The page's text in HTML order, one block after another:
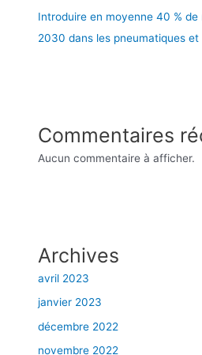
Introduire en moyenne 40 %
2030 dans les pneumatiques et
Commentaires
Aucun commentaire à afficher.
Archives
avril 2023
janvier 2023
décembre 2022
novembre 2022